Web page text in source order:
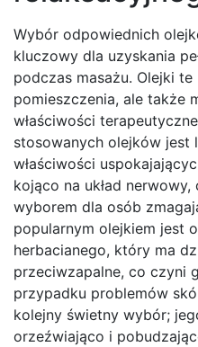
Wybór odpowiednich
kluczowy dla uzyskania
podczas masażu. Olejki
pomieszczenia, ale także
właściwości
stosowanych olejków jest
właściwości
kojąco na układ
wyborem dla osób
popularnym olejkiem jest
herbacianego, który ma
przeciwzapalne, co czyni
przypadku problemów
kolejny świetny wybór;
orzeźwiająco i